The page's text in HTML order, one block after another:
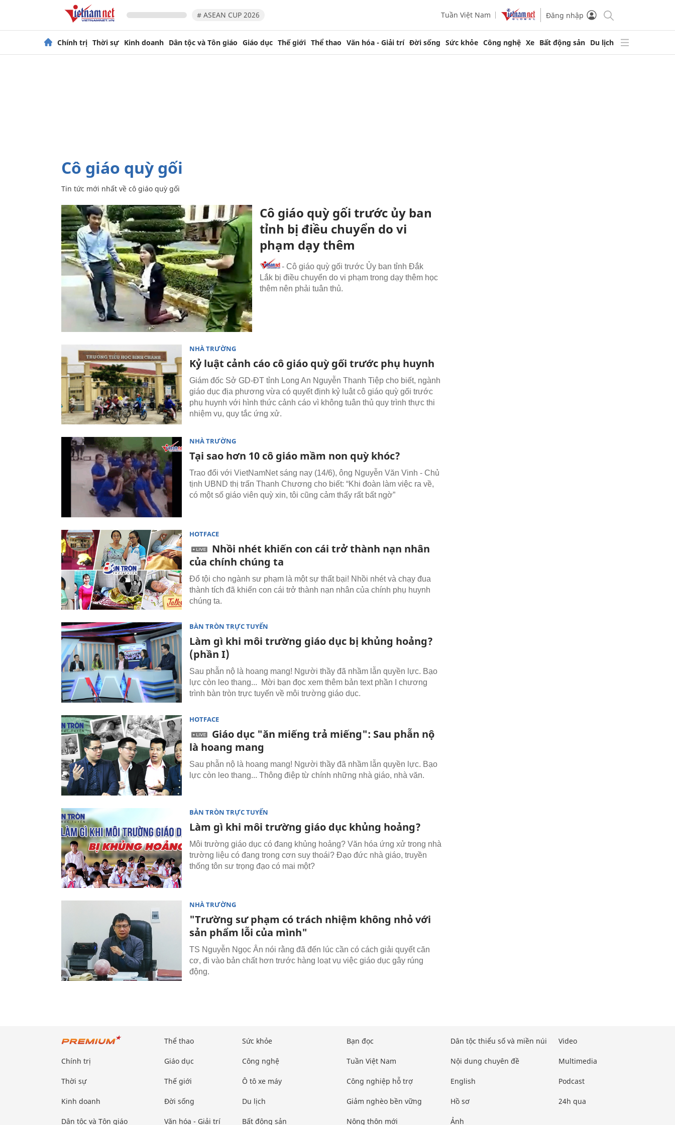
# ASEAN CUP 2026 Tuần Việt Nam Đăng nhập
Chính trị Thời sự Kinh doanh Dân tộc và Tôn giáo Giáo dục Thế giới Thể thao Văn hóa - Giải trí Đời sống Sức khỏe Công nghệ Xe Bất động sản Du lịch
cô giáo quỳ gối
Tin tức mới nhất về cô giáo quỳ gối
Cô giáo quỳ gối trước ủy ban
tỉnh bị điều chuyển do vi
phạm dạy thêm
- Cô giáo quỳ gối trước Ủy ban tỉnh Đắk
Lắk bị điều chuyển do vi phạm trong dạy thêm học
thêm nên phải tuân thủ.
NHÀ TRƯỜNG
Kỷ luật cảnh cáo cô giáo quỳ gối trước phụ huynh
Giám đốc Sở GD-ĐT tỉnh Long An Nguyễn Thanh Tiệp cho biết, ngành
giáo dục địa phương vừa có quyết định kỷ luật cô giáo quỳ gối trước
phụ huynh với hình thức cảnh cáo vì không tuân thủ quy trình thực thi
nhiệm vụ, quy tắc ứng xử.
NHÀ TRƯỜNG
Tại sao hơn 10 cô giáo mầm non quỳ khóc?
Trao đổi với VietNamNet sáng nay (14/6), ông Nguyễn Văn Vinh - Chủ
tịnh UBND thị trấn Thanh Chương cho biết: “Khi đoàn làm việc ra về,
có một số giáo viên quỳ xin, tôi cũng cảm thấy rất bất ngờ”
HOTFACE
Nhồi nhét khiến con cái trở thành nạn nhân
của chính chúng ta
Đổ tội cho ngành sư phạm là một sự thất bại! Nhồi nhét và chạy đua
thành tích đã khiến con cái trở thành nạn nhân của chính phụ huynh
chúng ta.
BÀN TRÒN TRỰC TUYẾN
Làm gì khi môi trường giáo dục bị khủng hoảng?
(phần I)
Sau phẫn nộ là hoang mang! Người thầy đã nhầm lẫn quyền lực. Bạo
lực còn leo thang... Mời bạn đọc xem thêm bản text phần I chương
trình bàn tròn trực tuyến về môi trường giáo dục.
HOTFACE
Giáo dục "ăn miếng trả miếng": Sau phẫn nộ
là hoang mang
Sau phẫn nộ là hoang mang! Người thầy đã nhầm lẫn quyền lực. Bạo
lực còn leo thang... Thông điệp từ chính những nhà giáo, nhà văn.
BÀN TRÒN TRỰC TUYẾN
Làm gì khi môi trường giáo dục khủng hoảng?
Môi trường giáo dục có đang khủng hoảng? Văn hóa ứng xử trong nhà
trường liệu có đang trong cơn suy thoái? Đạo đức nhà giáo, truyền
thống tôn sư trọng đạo có mai một?
NHÀ TRƯỜNG
"Trường sư phạm có trách nhiệm không nhỏ với
sản phẩm lỗi của mình"
TS Nguyễn Ngọc Ân nói rằng đã đến lúc cần có cách giải quyết căn
cơ, đi vào bản chất hơn trước hàng loạt vụ việc giáo dục gây rúng
động.
Chính trị
Thời sự
Kinh doanh
Dân tộc và Tôn giáo
Thể thao
Giáo dục
Thế giới
Đời sống
Văn hóa - Giải trí
Sức khỏe
Công nghệ
Ô tô xe máy
Du lịch
Bất động sản
Bạn đọc
Tuần Việt Nam
Công nghiệp hỗ trợ
Giảm nghèo bền vững
Nông thôn mới
Dân tộc thiểu số và miền núi
Nội dung chuyên đề
English
Hồ sơ
Ảnh
Video
Multimedia
Podcast
24h qua